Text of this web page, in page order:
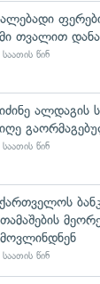
თვალით
წინ
ალდაგის
წინ
წინ